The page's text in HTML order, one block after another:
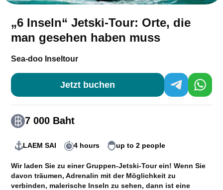
„6 Inseln“ Jetski-Tour: Orte, die
man gesehen haben muss
Sea-doo Inseltour
Jetzt buchen
7 000 Baht
LAEM SAI 4 hours up to 2 people
Wir laden Sie zu einerGruppen-Jetski-Tourein! Wenn Sie
davon träumen, Adrenalin mit der Möglichkeit zu
verbinden, malerische Inseln zu sehen, dann ist eine